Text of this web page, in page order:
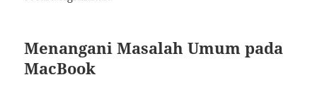
Menangani Masalah Umum pada
MacBook